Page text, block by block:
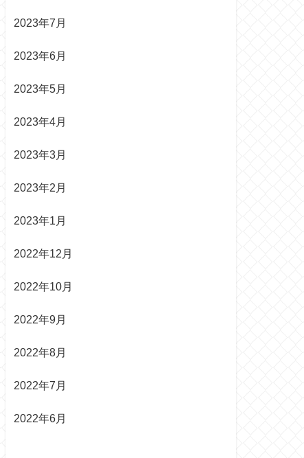
2023年7月
2023年6月
2023年5月
2023年4月
2023年3月
2023年2月
2023年1月
2022年12月
2022年10月
2022年9月
2022年8月
2022年7月
2022年6月